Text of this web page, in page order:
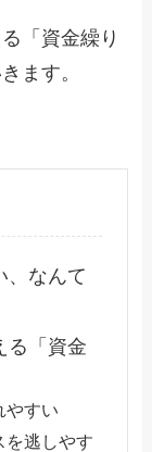
「資金繰り
ます。
、なんて
る「資金
やすい
を逃しやす